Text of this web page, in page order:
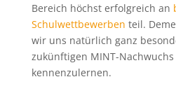
Bereich höchst erfolgreich an
Schulwettbewerben teil.
wir uns natürlich ganz
zukünftigen MINT-
kennenzulernen.